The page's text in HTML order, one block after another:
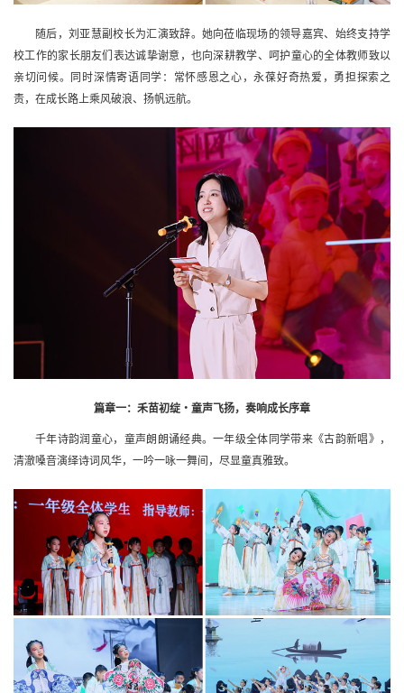
随后，刘亚慧副校长为汇演致辞。她向莅临现场的领导嘉宾、始终支持学
校工作的家长朋友们表达诚挚谢意，也向深耕教学、呵护童心的全体教师致以
亲切问候。同时深情寄语同学：常怀感恩之心，永葆好奇热爱，勇担探索之
责，在成长路上乘风破浪、扬帆远航。
篇章一：禾苗初绽・童声飞扬，奏响成长序章
千年诗韵润童心，童声朗朗诵经典。一年级全体同学带来《古韵新唱》，
清澈嗓音演绎诗词风华，一吟一咏一舞间，尽显童真雅致。